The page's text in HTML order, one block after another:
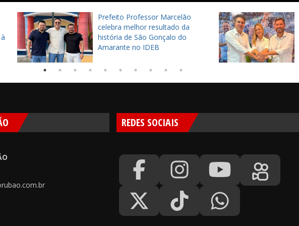
Prefeito Professor Marcelão
celebra melhor resultado da
história de São Gonçalo do
Amarante no IDEB
REDES SOCIAIS